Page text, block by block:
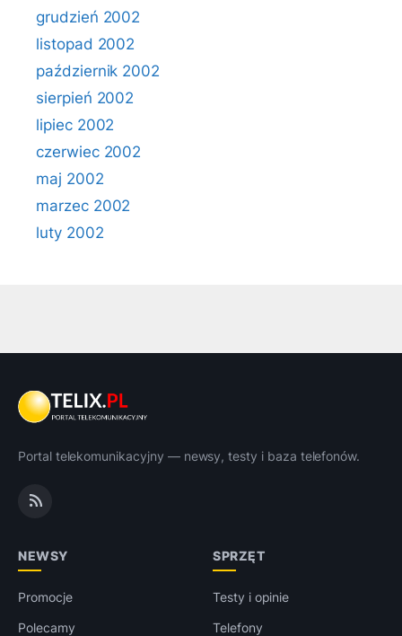
grudzień 2002
listopad 2002
październik 2002
sierpień 2002
lipiec 2002
czerwiec 2002
maj 2002
marzec 2002
luty 2002
Portal telekomunikacyjny — newsy, testy i baza telefonów.
NEWSY
Promocje
Polecamy
SPRZĘT
Testy i opinie
Telefony